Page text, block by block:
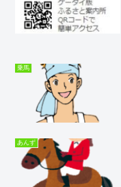
乗馬
あんず